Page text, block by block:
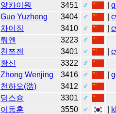
양카이원 3451 ♂ |
Guo Yuzheng 3404 ♂ |
차이징 3410 ♂ |
뤄옌 3223
♂
천쯔젠 3401 ♂ |
황신 3322
♂
Zhong Wenjing 3416 ♂ |
천하오(浩) 3412
♂
딩스슝 3301
♂
이동훈 3550 ♂